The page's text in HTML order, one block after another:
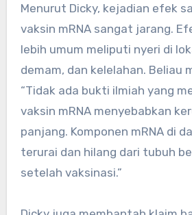
Menurut Dicky, kejadian efek
vaksin mRNA sangat jarang.
lebih umum meliputi nyeri di
demam, dan kelelahan. Beliau
“Tidak ada bukti ilmiah yang
vaksin mRNA menyebabkan
panjang. Komponen mRNA di
terurai dan hilang dari tubuh
setelah vaksinasi.”